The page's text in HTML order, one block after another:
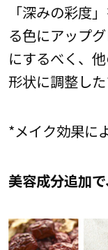
「深みの彩度
る色にアップ
にするべく、
形状に調整した
*メイク効果に
美容成分追加